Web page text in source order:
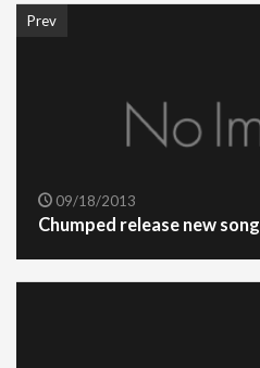
Prev
09/18/2013
Chumped release new song